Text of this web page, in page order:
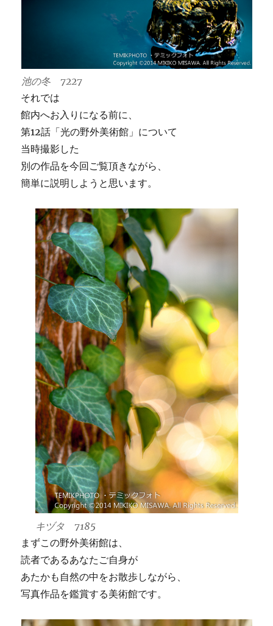
池の冬 7227
それでは
館内へお入りになる前に、
第12話「光の野外美術館」について
当時撮影した
別の作品を今回ご覧頂きながら、
簡単に説明しようと思います。
キヅタ 7185
まずこの野外美術館は、
読者であるあなたご自身が
あたかも自然の中をお散歩しながら、
写真作品を鑑賞する美術館です。